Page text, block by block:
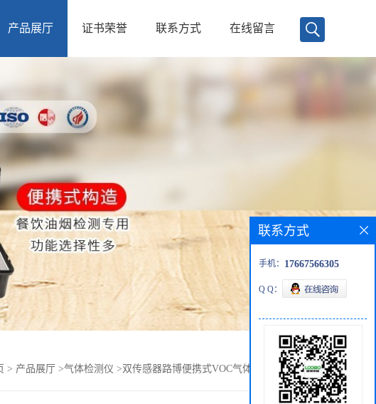
产品展厅 证书荣誉 联系方式 在线留言
> 产品展厅 >气体检测仪 >双传感器路博便携式VOC气体检测仪LB-CP-III
联系方式
手机： 17667566305
Q Q：